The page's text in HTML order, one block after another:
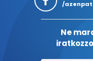
/
Ne